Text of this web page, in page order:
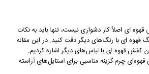
ای اصلاً کار دشواری نیست، تنها باید به نکات
ای با رنگ‌های دیگر دقت کنید. در این مقاله
قهوه ای با لباس‌های دیگر اشاره کردیم.
چرم گزینه مناسبی برای استایل‌های آراسته